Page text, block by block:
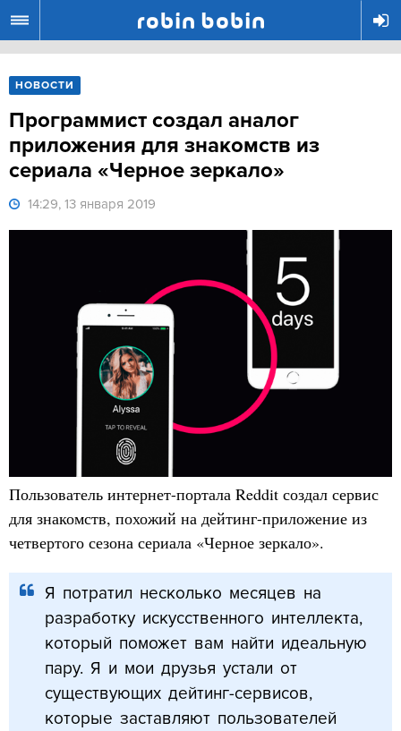
НОВОСТИ
Программист создал аналог
приложения для знакомств из
сериала «Черное зеркало»
14:29, 13 января 2019
Пользователь интернет-портала Reddit создал сервис
для знакомств, похожий на дейтинг-приложение из
четвертого сезона сериала «Черное зеркало».
Я потратил несколько месяцев на
разработку искусственного интеллекта,
который поможет вам найти идеальную
пару. Я и мои друзья устали от
существующих дейтинг-сервисов,
которые заставляют пользователей